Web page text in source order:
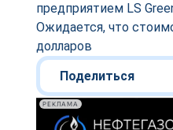
предприятием LS
Ожидается, что
долларов
Поделиться
РЕКЛАМА